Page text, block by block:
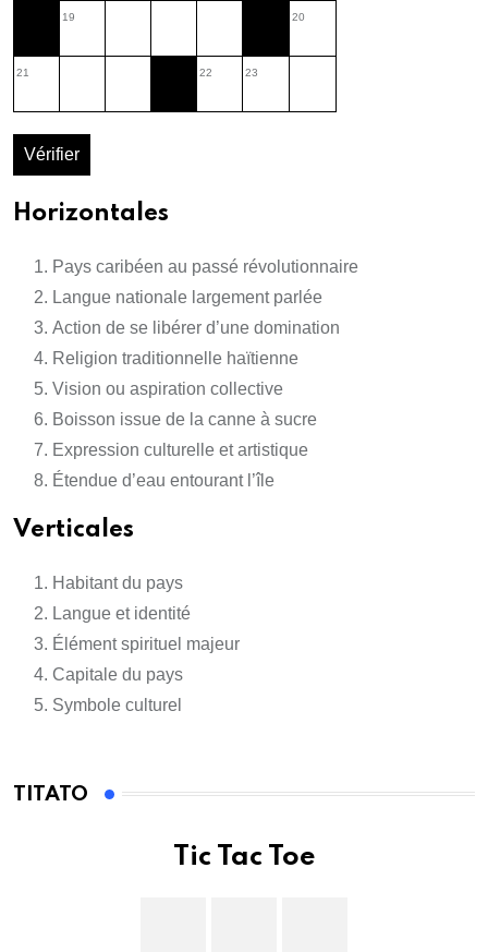
19 20
21 22 23
Vérifier
Horizontales
Pays caribéen au passé révolutionnaire
Langue nationale largement parlée
Action de se libérer d’une domination
Religion traditionnelle haïtienne
Vision ou aspiration collective
Boisson issue de la canne à sucre
Expression culturelle et artistique
Étendue d’eau entourant l’île
Verticales
Habitant du pays
Langue et identité
Élément spirituel majeur
Capitale du pays
Symbole culturel
TITATO
Tic Tac Toe